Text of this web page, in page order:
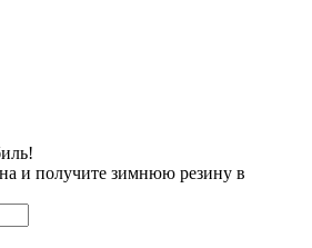
и получите зимнюю резину в